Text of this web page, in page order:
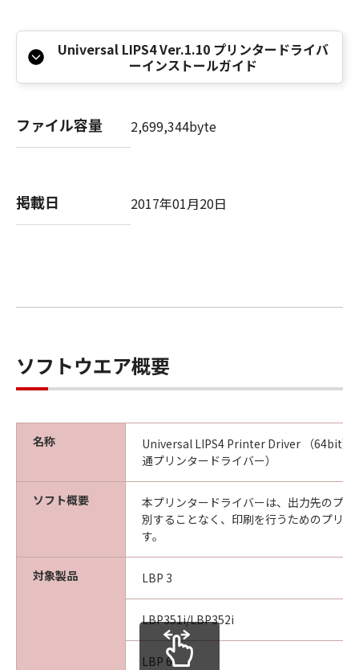
10．分離可能性
本契約書のいずれかの条項またはその一部が法
律により無効であると決定された場合でも、そ
の他の条項は完全に有効に存続するものとしま
以 上
No.026373
Universal LIPS4 Ver.1.10 プリンタードライバ
ーインストールガイド
ファイル容量 2,699,344byte
掲載日 2017年01月20日
ソフトウエア概要
名称
Universal LIPS4 Printer Driver （64bit）
通プリンタードライバー）
ソフト概要
本プリンタードライバーは、出力先のプ
別することなく、印刷を行うためのプリ
す。
対象製品 LBP 3
LBP351i/LBP352i
LBP 6